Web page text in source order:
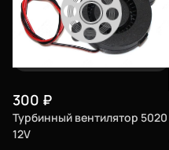
300 ₽
Турбинный вентилятор 5020
12V